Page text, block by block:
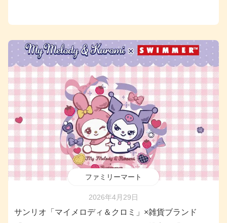
ファミリーマート
2026年4月29日
サンリオ「マイメロディ＆クロミ」×雑貨ブランド